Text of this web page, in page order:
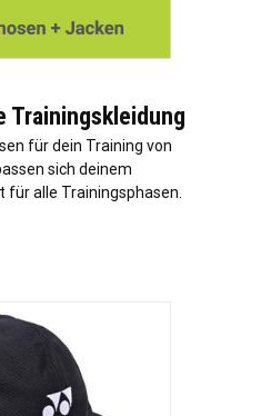
Trainingskleidung
für dein Training von
sich deinem
für alle Trainingsphasen.